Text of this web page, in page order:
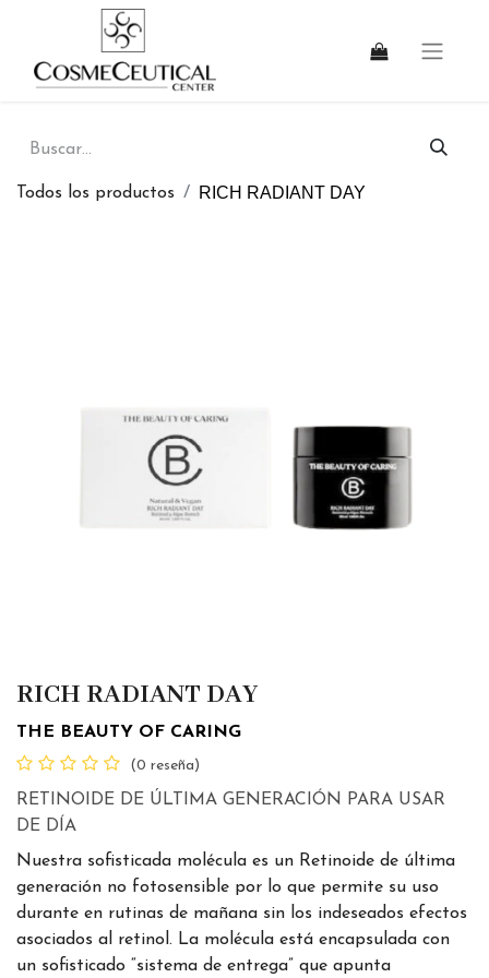
Todos los productos RICH RADIANT DAY
RICH RADIANT DAY
THE BEAUTY OF CARING
(0 reseña)
RETINOIDE DE ÚLTIMA GENERACIÓN PARA USAR
DE DÍA
Nuestra sofisticada molécula es un Retinoide de última
generación no fotosensible por lo que permite su uso
durante en rutinas de mañana sin los indeseados efectos
asociados al retinol. La molécula está encapsulada con
un sofisticado “sistema de entrega” que apunta